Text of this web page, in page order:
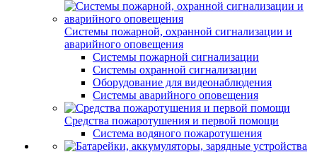
Системы пожарной, охранной сигнализации и
аварийного оповещения
Системы пожарной сигнализации
Системы охранной сигнализации
Оборудование для видеонаблюдения
Системы аварийного оповещения
Средства пожаротушения и первой помощи
Система водяного пожаротушения